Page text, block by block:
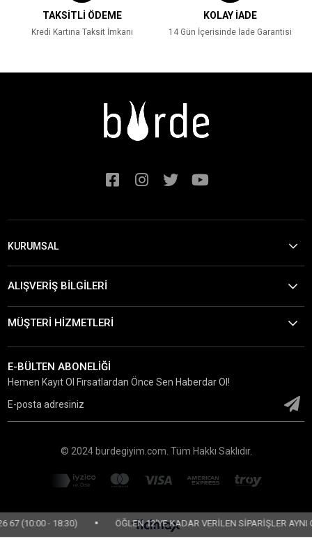
TAKSİTLİ ÖDEME
Kredi Kartına Taksit İmkanı
KOLAY İADE
14 Gün İçerisinde İade Garantisi
KURUMSAL
ALIŞVERİŞ BİLGİLERİ
MÜŞTERİ HİZMETLERİ
E-BÜLTEN ABONELİĞİ
Hemen Kayıt Ol Fırsatlardan Önce Sen Haberdar Ol!
© 2024 burdegiyim.com. Tüm Hakkı Saklıdır.
(10:00 - 18:30) ÖĞLEN 12'YE KADAR VERİLEN SİPARİŞLER AYNI